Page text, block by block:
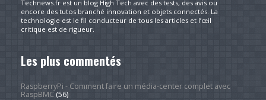
Technews.fr est un blog High Tech avec des tests, des avis ou
encore des tutos branché innovation et objets connectés. La
technologie est le fil conducteur de tous les articles et l’œil
critique est de rigueur.
Les plus commentés
RaspberryPi - Comment faire un média-center complet avec
RaspBMC(56)